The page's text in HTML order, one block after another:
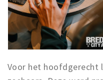
Voor het hoofdgerecht